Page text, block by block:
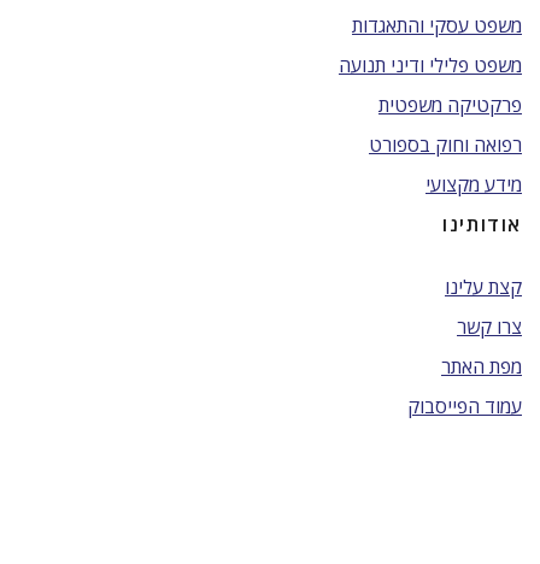
משפט עסקי והתאגדות
משפט פלילי ודיני תנועה
פרקטיקה משפטית
רפואה וחוק בספורט
מידע מקצועי
אודותינו
קצת עלינו
צרו קשר
מפת האתר
עמוד הפייסבוק